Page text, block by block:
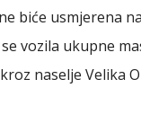
biće usmjerena
vozila ukupne
naselje Velika